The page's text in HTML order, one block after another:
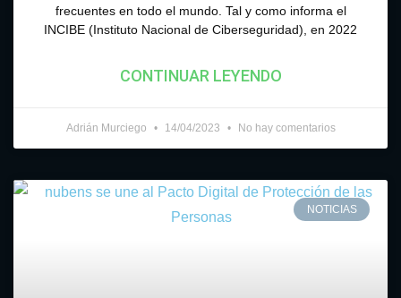
frecuentes en todo el mundo. Tal y como informa el
INCIBE (Instituto Nacional de Ciberseguridad), en 2022
CONTINUAR LEYENDO
Adrián Murciego 14/04/2023 No hay comentarios
NOTICIAS